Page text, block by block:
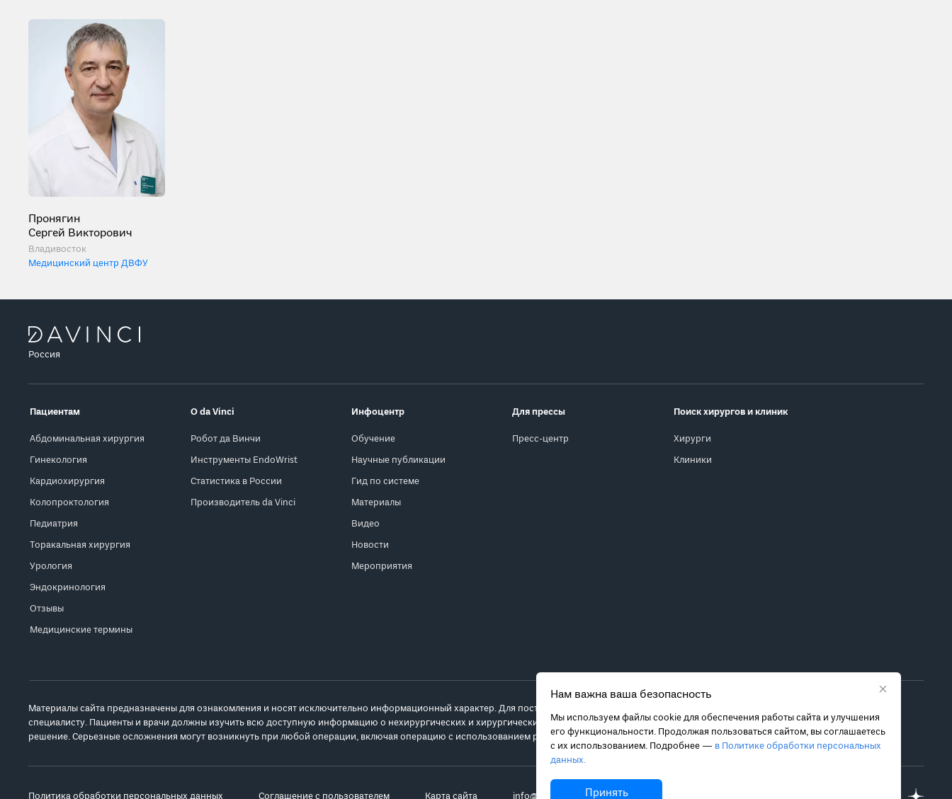
Пронягин
Сергей Викторович
Владивосток
Медицинский центр ДВФУ
×
Нам важна ваша безопасность
Мы используем файлы cookie для обеспечения работы сайта и улучшения
его функциональности. Продолжая пользоваться сайтом, вы соглашаетесь
с их использованием. Подробнее — в Политике обработки персональных
данных.
Принять
Россия
Пациентам
Абдоминальная хирургия
Гинекология
Кардиохирургия
Колопроктология
Педиатрия
Торакальная хирургия
Урология
Эндокринология
Отзывы
Медицинские термины
О da Vinci
Робот да Винчи
Инструменты EndoWrist
Статистика в России
Производитель da Vinci
Инфоцентр
Обучение
Научные публикации
Гид по системе
Материалы
Видео
Новости
Мероприятия
Для прессы
Пресс-центр
Поиск хирургов и клиник
Хирурги
Клиники
Материалы сайта предназначены для ознакомления и носят исключительно информационный характер. Для постановки диагноза и выбора метода лечения обратитесь за консультацией к
специалисту. Пациенты и врачи должны изучить всю доступную информацию о нехирургических и хирургических вариантах лечения и связанных с ними рисках, чтобы принять обоснованное
решение. Серьезные осложнения могут возникнуть при любой операции, включая операцию с использованием робота da Vinci.
Политика обработки персональных данных Соглашение с пользователем Карта сайта info@robot-davinci.ru